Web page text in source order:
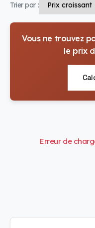
Trier par :
Vous ne trouvez
le prix
Erreur de